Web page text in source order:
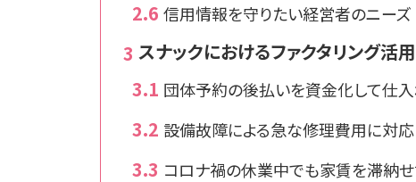
信用情報を守りたい経営者のニーズ
スナックにおけるファクタリング活
団体予約の後払いを資金化して仕
設備故障による急な修理費用に対応
コロナ禍の休業中でも家賃を滞納